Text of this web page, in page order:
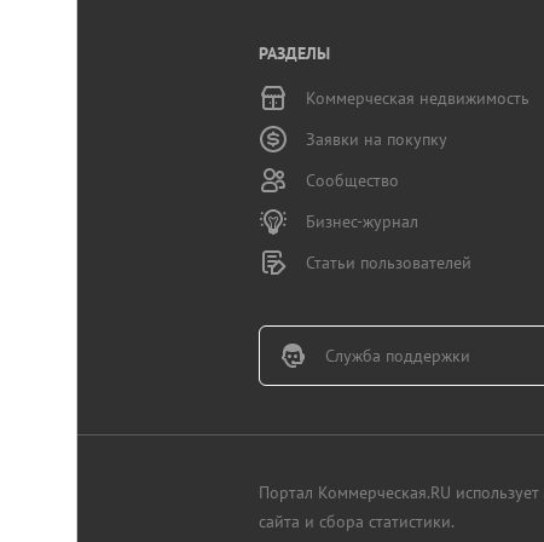
РАЗДЕЛЫ
Коммерческая недвижимость
Заявки на покупку
Сообщество
Бизнес-журнал
Статьи пользователей
Служба поддержки
Портал Коммерческая.RU
сайта и сбора статистики.